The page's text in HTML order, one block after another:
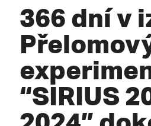
366 dní v
“SIRIUS